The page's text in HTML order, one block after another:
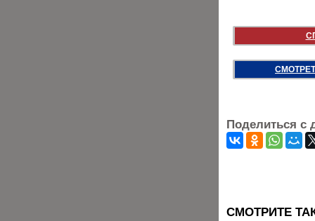
Поделиться с
CМОТРИТЕ